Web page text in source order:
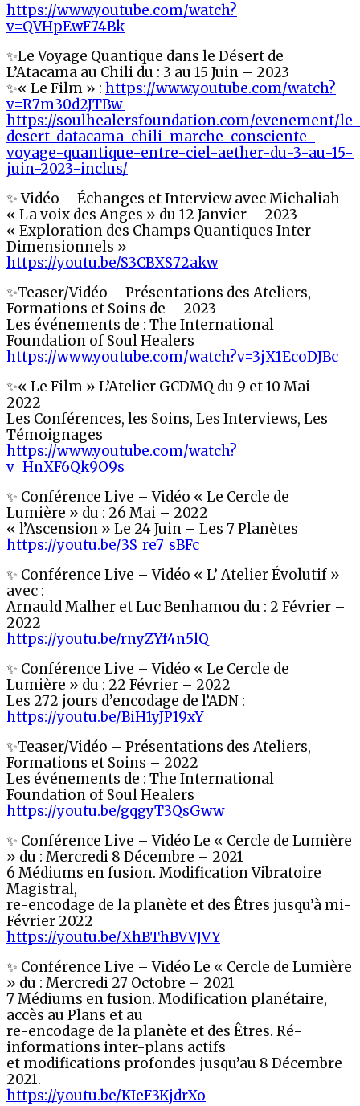
https://www.youtube.com/watch?
v=QVHpEwF74Bk
✨Le Voyage Quantique dans le Désert de
L’Atacama au Chili du : 3 au 15 Juin – 2023
✨« Le Film » : https://www.youtube.com/watch?
v=R7m30d2JTBw
https://soulhealersfoundation.com/evenement/le-
desert-datacama-chili-marche-consciente-
voyage-quantique-entre-ciel-aether-du-3-au-15-
juin-2023-inclus/
✨ Vidéo – Échanges et Interview avec Michaliah
« La voix des Anges » du 12 Janvier – 2023
« Exploration des Champs Quantiques Inter-
Dimensionnels »
https://youtu.be/S3CBXS72akw
✨Teaser/Vidéo – Présentations des Ateliers,
Formations et Soins de – 2023
Les événements de : The International
Foundation of Soul Healers
https://www.youtube.com/watch?v=3jX1EcoDJBc
✨« Le Film » L’Atelier GCDMQ du 9 et 10 Mai –
2022
Les Conférences, les Soins, Les Interviews, Les
Témoignages
https://www.youtube.com/watch?
v=HnXF6Qk9O9s
✨ Conférence Live – Vidéo « Le Cercle de
Lumière » du : 26 Mai – 2022
« l’Ascension » Le 24 Juin – Les 7 Planètes
https://youtu.be/3S_re7_sBFc
✨ Conférence Live – Vidéo « L’ Atelier Évolutif »
avec :
Arnauld Malher et Luc Benhamou du : 2 Février –
2022
https://youtu.be/rnyZYf4n5lQ
✨ Conférence Live – Vidéo « Le Cercle de
Lumière » du : 22 Février – 2022
Les 272 jours d’encodage de l’ADN :
https://youtu.be/BiH1yJP19xY
✨Teaser/Vidéo – Présentations des Ateliers,
Formations et Soins – 2022
Les événements de : The International
Foundation of Soul Healers
https://youtu.be/gqgyT3QsGww
✨ Conférence Live – Vidéo Le « Cercle de Lumière
» du : Mercredi 8 Décembre – 2021
6 Médiums en fusion. Modification Vibratoire
Magistral,
re-encodage de la planète et des Êtres jusqu’à mi-
Février 2022
https://youtu.be/XhBThBVVJVY
✨ Conférence Live – Vidéo Le « Cercle de Lumière
» du : Mercredi 27 Octobre – 2021
7 Médiums en fusion. Modification planétaire,
accès au Plans et au
re-encodage de la planète et des Êtres. Ré-
informations inter-plans actifs
et modifications profondes jusqu’au 8 Décembre
2021.
https://youtu.be/KIeF3KjdrXo